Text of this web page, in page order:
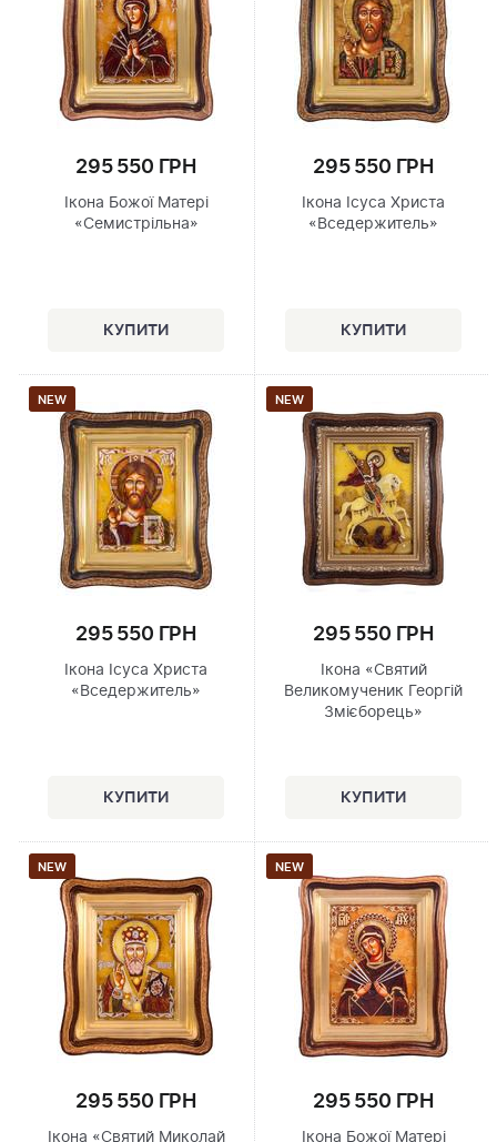
295 550 ГРН
Ікона Божої Матері
«Семистрільна»
295 550 ГРН
Ікона Ісуса Христа
«Вседержитель»
NEW
295 550 ГРН
Ікона Ісуса Христа
«Вседержитель»
NEW
295 550 ГРН
Ікона «Святий
Великомученик Георгій
Змієборець»
NEW
295 550 ГРН
Ікона «Святий Миколай
NEW
295 550 ГРН
Ікона Божої Матері